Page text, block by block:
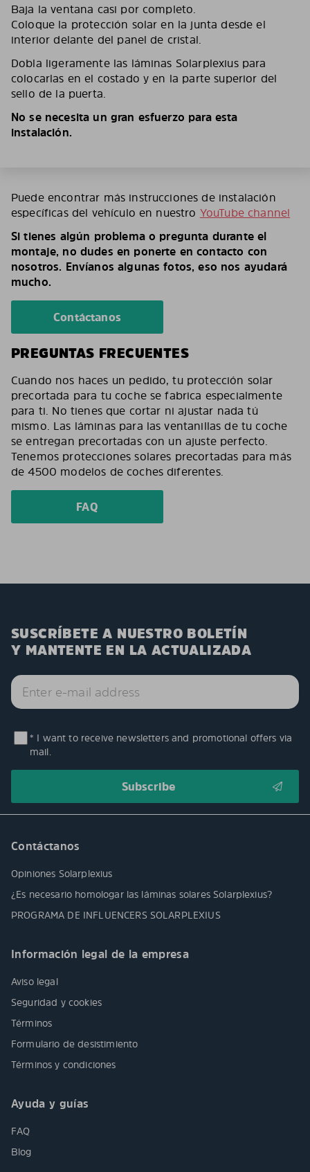
Baja la ventana casi por completo.
Coloque la protección solar en la junta desde el
interior delante del panel de cristal.
Dobla ligeramente las láminas Solarplexius para
colocarlas en el costado y en la parte superior del
sello de la puerta.
No se necesita un gran esfuerzo para esta
instalación.
Puede encontrar más instrucciones de instalación
específicas del vehículo en nuestro YouTube channel
Si tienes algún problema o pregunta durante el
montaje, no dudes en ponerte en contacto con
nosotros. Envíanos algunas fotos, eso nos ayudará
mucho.
Contáctanos
PREGUNTAS FRECUENTES
Cuando nos haces un pedido, tu protección solar
precortada para tu coche se fabrica especialmente
para ti. No tienes que cortar ni ajustar nada tú
mismo. Las láminas para las ventanillas de tu coche
se entregan precortadas con un ajuste perfecto.
Tenemos protecciones solares precortadas para más
de 4500 modelos de coches diferentes.
FAQ
SUSCRÍBETE A NUESTRO BOLETÍN
Y MANTENTE EN LA ACTUALIZADA
* I want to receive newsletters and promotional offers via
mail.
Contáctanos
Opiniones Solarplexius
¿Es necesario homologar las láminas solares Solarplexius?
PROGRAMA DE INFLUENCERS SOLARPLEXIUS
Información legal de la empresa
Aviso legal
Seguridad y cookies
Términos
Formulario de desistimiento
Términos y condiciones
Ayuda y guías
FAQ
Blog